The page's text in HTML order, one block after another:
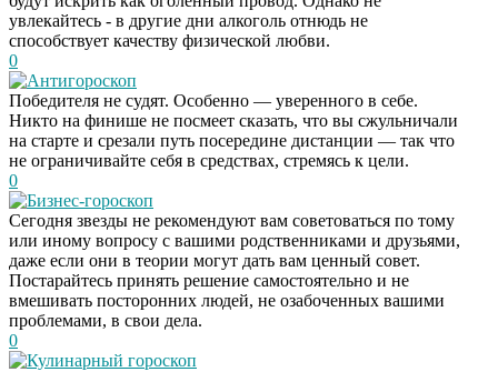
увлекайтесь - в другие дни алкоголь отнюдь не
способствует качеству физической любви.
0
Антигороскоп
Победителя не судят. Особенно — уверенного в себе.
Никто на финише не посмеет сказать, что вы сжульничали
на старте и срезали путь посередине дистанции — так что
не ограничивайте себя в средствах, стремясь к цели.
0
Бизнес-гороскоп
Сегодня звезды не рекомендуют вам советоваться по тому
или иному вопросу с вашими родственниками и друзьями,
даже если они в теории могут дать вам ценный совет.
Постарайтесь принять решение самостоятельно и не
вмешивать посторонних людей, не озабоченных вашими
проблемами, в свои дела.
0
Кулинарный гороскоп